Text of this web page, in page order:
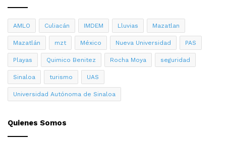
AMLO Culiacán IMDEM Lluvias Mazatlan
Mazatlán mzt México Nueva Universidad PAS
Playas Quimico Benitez Rocha Moya seguridad
Sinaloa turismo UAS
Universidad Autónoma de Sinaloa
Quienes Somos